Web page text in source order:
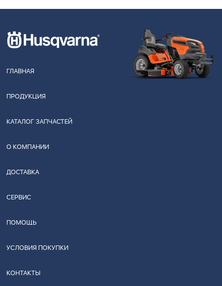
ГЛАВНАЯ
ПРОДУКЦИЯ
КАТАЛОГ ЗАПЧАСТЕЙ
О КОМПАНИИ
ДОСТАВКА
СЕРВИС
ПОМОЩЬ
УСЛОВИЯ ПОКУПКИ
КОНТАКТЫ